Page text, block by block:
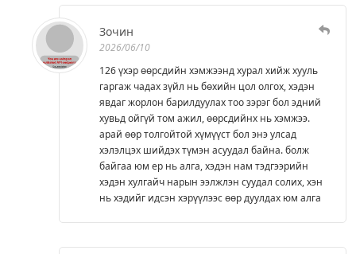
Зочин
2026/06/10
126 үхэр өөрсдийн хэмжээнд хурал хийж хууль
гаргаж чадах зүйл нь бөхийн цол олгох, хэдэн
явдаг жорлон барилдуулах тоо зэрэг бол эдний
хувьд ойгүй том ажил, өөрсдийнх нь хэмжээ.
арай өөр толгойтой хүмүүст бол энэ улсад
хэлэлцэх шийдэх түмэн асуудал байна. болж
байгаа юм ер нь алга, хэдэн нам тэдгээрийн
хэдэн хулгайч нарын ээлжлэн суудал солих, хэн
нь хэдийг идсэн хэрүүлээс өөр дуулдах юм алга